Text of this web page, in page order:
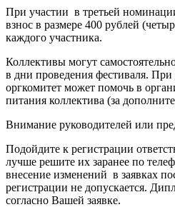
При участии в третьей
взнос в размере 400 рублей
каждого участника.
Коллективы могут
в дни проведения фестиваля. При
оргкомитет может помочь в
питания коллектива (за
Внимание руководителей или
Подойдите к регистрации
лучше решите их заранее по
внесение изменений в заявках
регистрации не допускается.
согласно Вашей заявке.